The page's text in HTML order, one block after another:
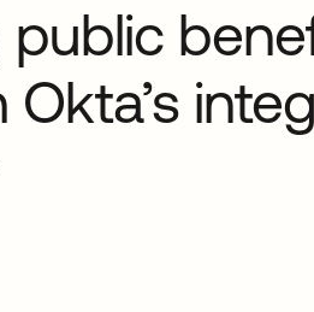
public